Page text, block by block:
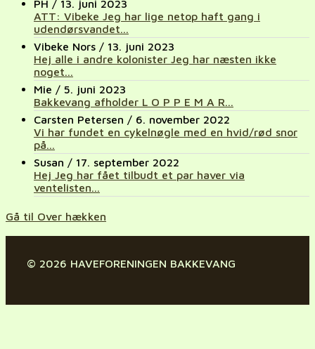
PH / 13. juni 2023
ATT: Vibeke Jeg har lige netop haft gang i
udendørsvandet...
Vibeke Nors / 13. juni 2023
Hej alle i andre kolonister Jeg har næsten ikke
noget...
Mie / 5. juni 2023
Bakkevang afholder L O P P E M A R...
Carsten Petersen / 6. november 2022
Vi har fundet en cykelnøgle med en hvid/rød snor
på...
Susan / 17. september 2022
Hej Jeg har fået tilbudt et par haver via
ventelisten...
Gå til Over hækken
© 2026 HAVEFORENINGEN BAKKEVANG